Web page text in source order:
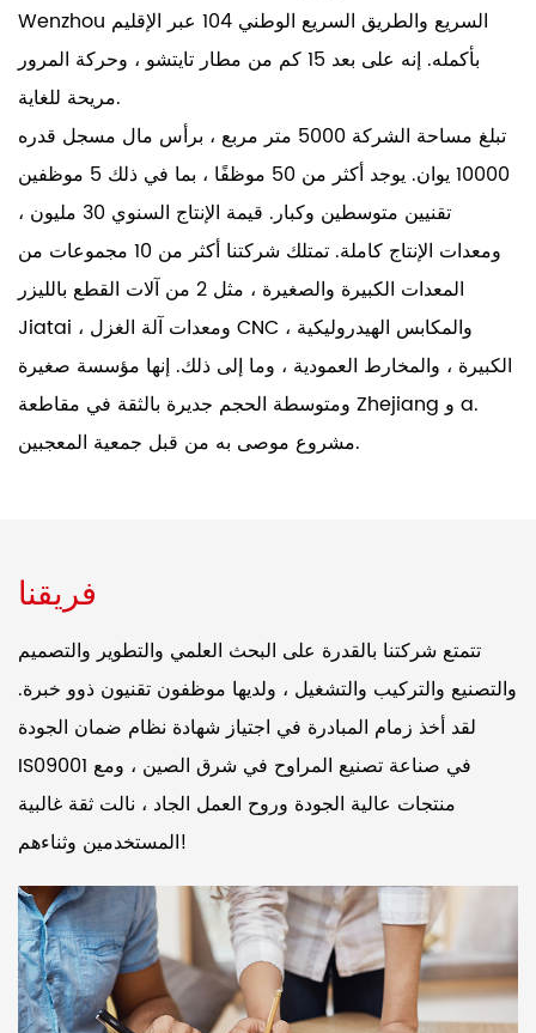
Wenzhou السريع والطريق السريع الوطني 104 عبر الإقليم
بأكمله. إنه على بعد 15 كم من مطار تايتشو ، وحركة المرور
مريحة للغاية.
تبلغ مساحة الشركة 5000 متر مربع ، برأس مال مسجل قدره
10000 يوان. يوجد أكثر من 50 موظفًا ، بما في ذلك 5 موظفين
تقنيين متوسطين وكبار. قيمة الإنتاج السنوي 30 مليون ،
ومعدات الإنتاج كاملة. تمتلك شركتنا أكثر من 10 مجموعات من
المعدات الكبيرة والصغيرة ، مثل 2 من آلات القطع بالليزر
Jiatai ، ومعدات آلة الغزل CNC ، والمكابس الهيدروليكية
الكبيرة ، والمخارط العمودية ، وما إلى ذلك. إنها مؤسسة صغيرة
ومتوسطة الحجم جديرة بالثقة في مقاطعة Zhejiang و a.
مشروع موصى به من قبل جمعية المعجبين.
فريقنا
تتمتع شركتنا بالقدرة على البحث العلمي والتطوير والتصميم
والتصنيع والتركيب والتشغيل ، ولديها موظفون تقنيون ذوو خبرة.
لقد أخذ زمام المبادرة في اجتياز شهادة نظام ضمان الجودة
IS09001 في صناعة تصنيع المراوح في شرق الصين ، ومع
منتجات عالية الجودة وروح العمل الجاد ، نالت ثقة غالبية
المستخدمين وثناءهم!